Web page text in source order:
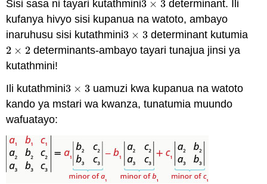
Sisi sasa ni tayari kutathmini3 × 3
3 ×3
determinant. Ili
kufanya hivyo sisi kupanua na watoto, ambayo
inaruhusu sisi kutathmini3 × 3
3 ×3 determinant kutumia
2 × 2
2 ×2
determinants-ambayo tayari tunajua jinsi ya
kutathmini!
Ili kutathmini3 × 3
3 ×3
uamuzi kwa kupanua na watoto
kando ya mstari wa kwanza, tunatumia muundo
wafuatayo: